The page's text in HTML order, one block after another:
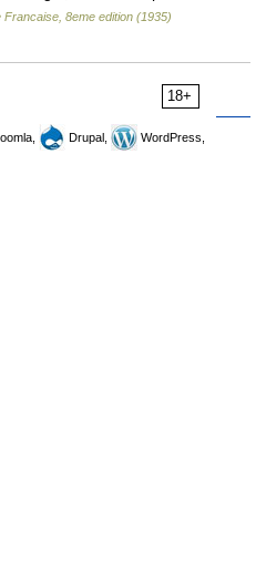
8eme edition (1935)
18+
Drupal,
WordPress,